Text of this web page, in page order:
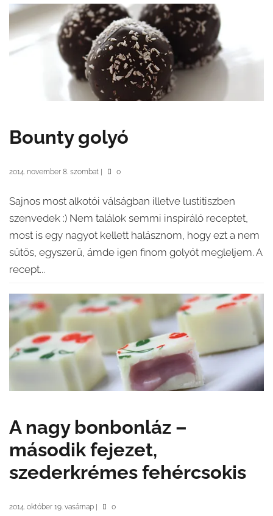
Bounty golyó
2014. november 8. szombat 0
Sajnos most alkotói válságban illetve lustitiszben
szenvedek :) Nem találok semmi inspiráló receptet,
most is egy nagyot kellett halásznom, hogy ezt a nem
sütős, egyszerű, ámde igen finom golyót megleljem. A
recept...
A nagy bonbonláz –
második fejezet,
szederkrémes fehércsokis
2014. október 19. vasárnap 0